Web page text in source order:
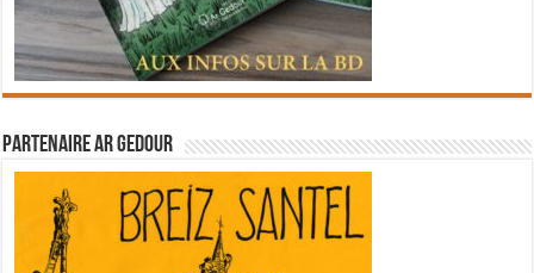
Partenaire Ar Gedour